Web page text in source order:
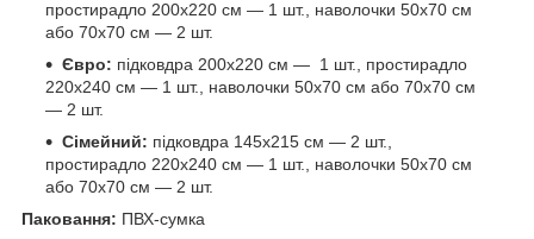
простирадло 200х220 см — 1 шт., наволочки 50х70 см
або 70х70 см — 2 шт.
Євро: підковдра 200х220 см — 1 шт., простирадло
220х240 см — 1 шт., наволочки 50х70 см або 70х70 см
— 2 шт.
Сімейний: підковдра 145х215 см — 2 шт.,
простирадло 220х240 см — 1 шт., наволочки 50х70 см
або 70х70 см — 2 шт.
Паковання: ПВХ-сумка